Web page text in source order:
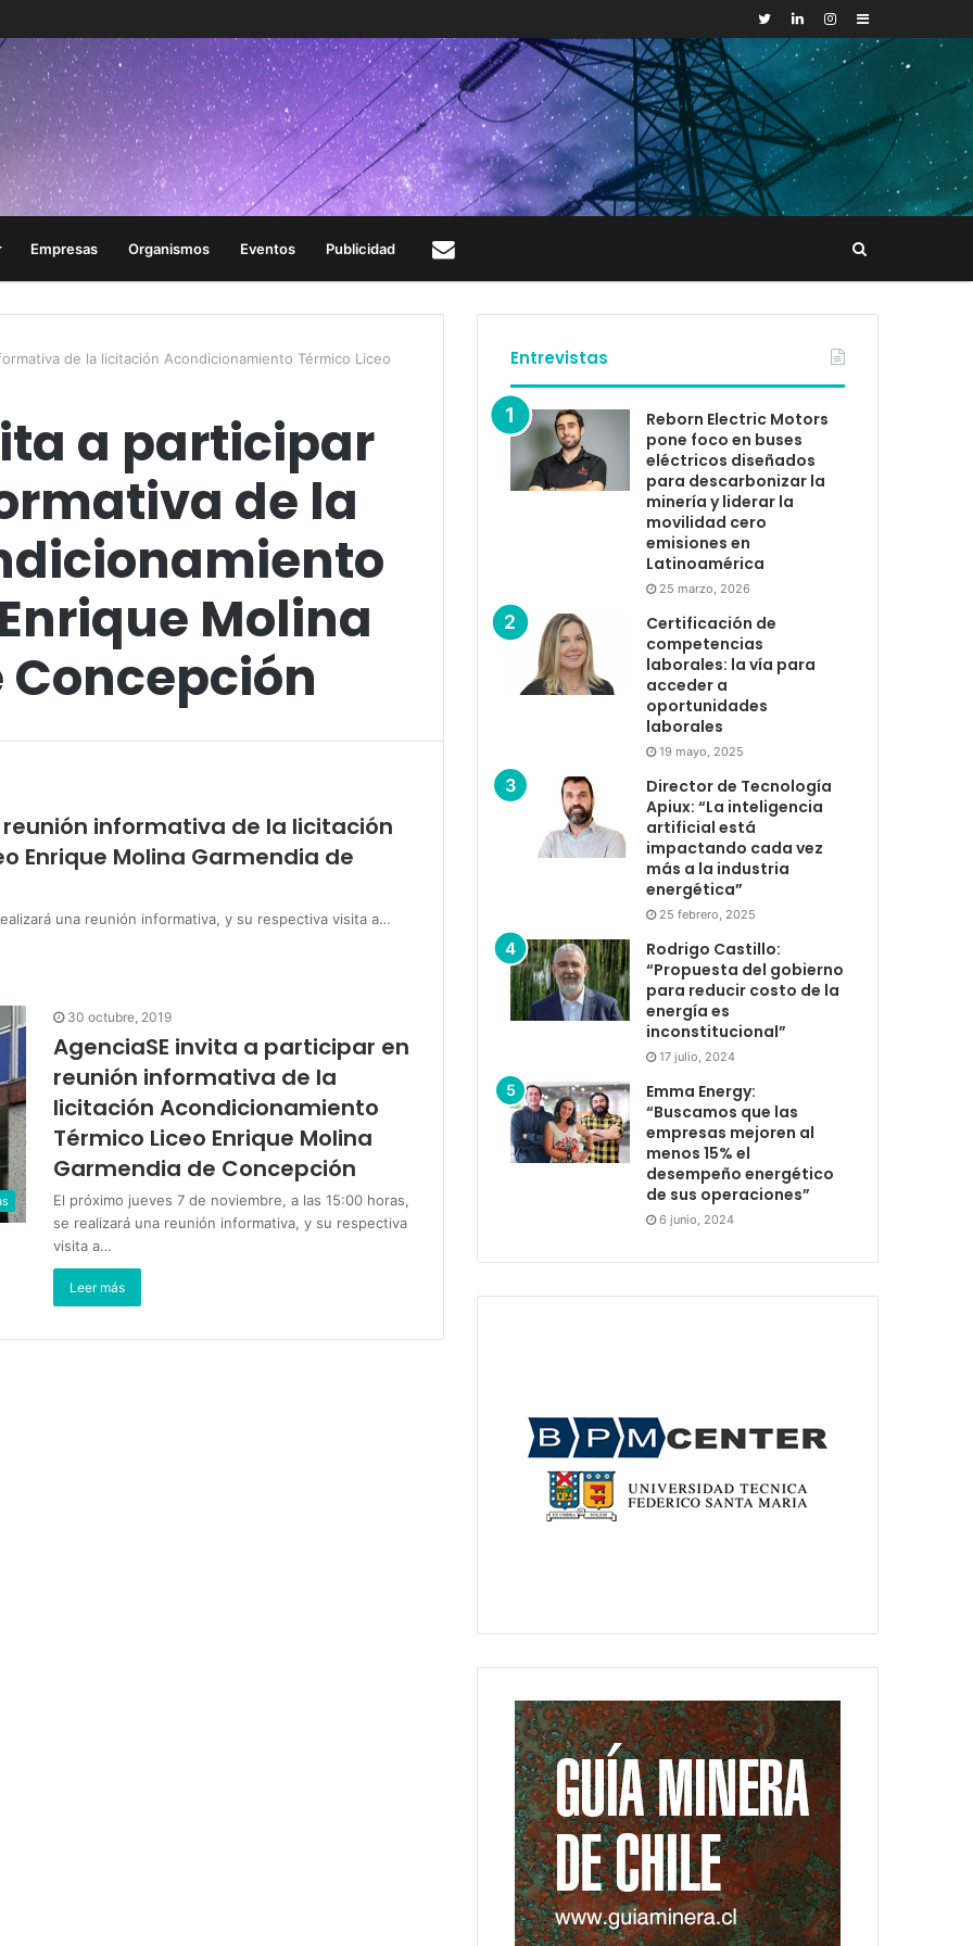
Sidebar
Empresas Organismos Eventos Publicidad
de la licitación Acondicionamiento Térmico Liceo
a participar
de la
Molina
informativa de la licitación
Enrique Molina Garmendia de
una reunión informativa, y su respectiva visita a…
30 octubre, 2019
AgenciaSE invita a participar en
reunión informativa de la
licitación Acondicionamiento
Térmico Liceo Enrique Molina
Garmendia de Concepción
El próximo jueves 7 de noviembre, a las 15:00 horas,
se realizará una reunión informativa, y su respectiva
visita a…
Leer más
Entrevistas
Reborn Electric Motors
pone foco en buses
eléctricos diseñados
para descarbonizar la
minería y liderar la
movilidad cero
emisiones en
Latinoamérica
25 marzo, 2026
Certificación de
competencias
laborales: la vía para
acceder a
oportunidades
laborales
19 mayo, 2025
Director de Tecnología
Apiux: “La inteligencia
artificial está
impactando cada vez
más a la industria
energética”
25 febrero, 2025
Rodrigo Castillo:
“Propuesta del gobierno
para reducir costo de la
energía es
inconstitucional”
17 julio, 2024
Emma Energy:
“Buscamos que las
empresas mejoren al
menos 15% el
desempeño energético
de sus operaciones”
6 junio, 2024